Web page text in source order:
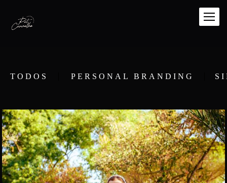
TODOS PERSONAL BRANDING